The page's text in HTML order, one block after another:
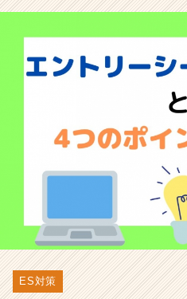
つ
ト
を
考
ES対策